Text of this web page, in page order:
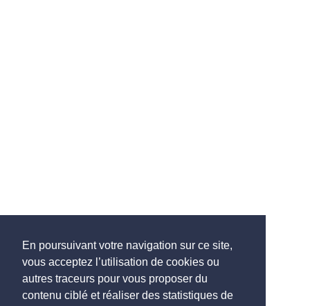
En poursuivant votre navigation sur ce site,
vous acceptez l’utilisation de cookies ou
autres traceurs pour vous proposer du
contenu ciblé et réaliser des statistiques de